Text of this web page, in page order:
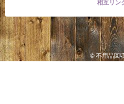
相互リン
© 不用品回